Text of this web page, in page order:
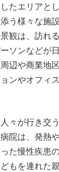
たエリアと
う様々な施
観は、訪れ
ソンなどが
辺や商業地
ンやオフィ
々が行き交
院は、発熱
た慢性疾患
もを連れた